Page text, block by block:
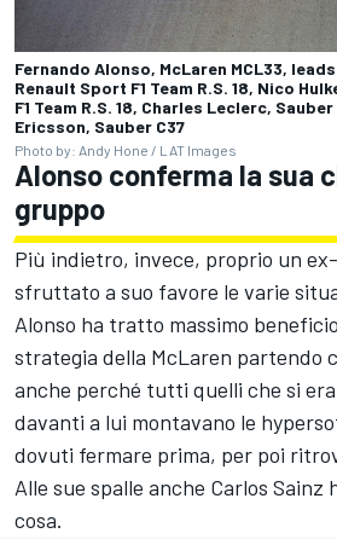
Fernando Alonso, McLaren MCL33,
Renault Sport F1 Team R.S. 18, Nico
F1 Team R.S. 18, Charles Leclerc,
Ericsson, Sauber C37
Photo by: Andy Hone / LAT Images
Alonso conferma la sua
gruppo
Più indietro, invece, proprio un
sfruttato a suo favore le varie
Alonso ha tratto massimo
strategia della McLaren partendo
anche perché tutti quelli che si
davanti a lui montavano le
dovuti fermare prima, per poi
Alle sue spalle anche Carlos Sainz
cosa.